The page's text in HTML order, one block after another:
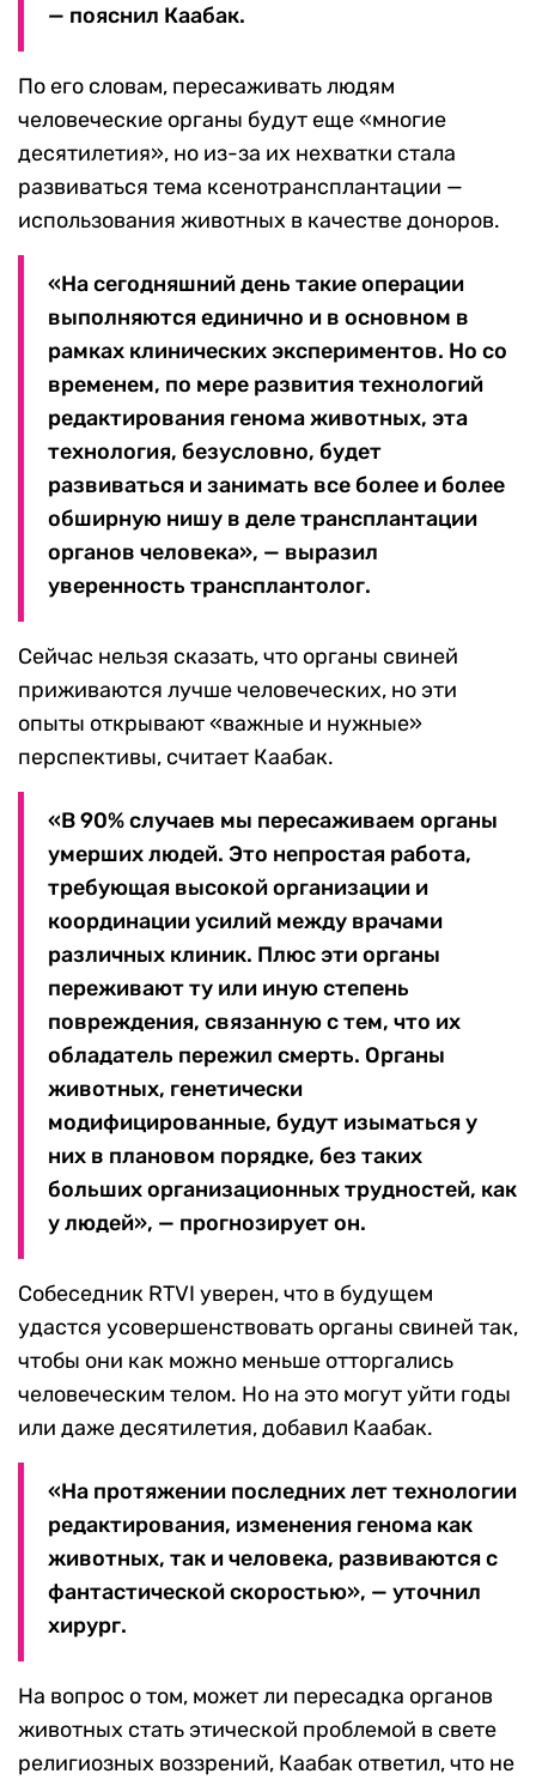
— пояснил Каабак.
По его словам, пересаживать людям
человеческие органы будут еще «многие
десятилетия», но из-за их нехватки стала
развиваться тема ксенотрансплантации —
использования животных в качестве доноров.
«На сегодняшний день такие операции
выполняются единично и в основном в
рамках клинических экспериментов. Но со
временем, по мере развития технологий
редактирования генома животных, эта
технология, безусловно, будет
развиваться и занимать все более и более
обширную нишу в деле трансплантации
органов человека», — выразил
уверенность трансплантолог.
Сейчас нельзя сказать, что органы свиней
приживаются лучше человеческих, но эти
опыты открывают «важные и нужные»
перспективы, считает Каабак.
«В 90% случаев мы пересаживаем органы
умерших людей. Это непростая работа,
требующая высокой организации и
координации усилий между врачами
различных клиник. Плюс эти органы
переживают ту или иную степень
повреждения, связанную с тем, что их
обладатель пережил смерть. Органы
животных, генетически
модифицированные, будут изыматься у
них в плановом порядке, без таких
больших организационных трудностей, как
у людей», — прогнозирует он.
Собеседник RTVI уверен, что в будущем
удастся усовершенствовать органы свиней так,
чтобы они как можно меньше отторгались
человеческим телом. Но на это могут уйти годы
или даже десятилетия, добавил Каабак.
«На протяжении последних лет технологии
редактирования, изменения генома как
животных, так и человека, развиваются с
фантастической скоростью», — уточнил
хирург.
На вопрос о том, может ли пересадка органов
животных стать этической проблемой в свете
религиозных воззрений, Каабак ответил, что не